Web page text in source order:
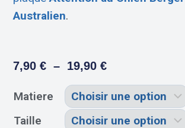
Australien.
7,90€ – 19,90€
Matiere
Taille